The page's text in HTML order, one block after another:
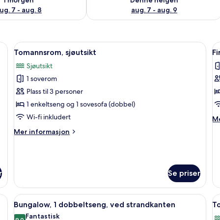
7 - aug. 8
aug. 7 - aug. 9
(inkludert) og sengetøy
Åpne
alle
bildene
av
Tomannsrom,
sjøutsikt
Tomannsrom, sjøutsikt | Wi-fi
5
Tomannsrom, sjøutsikt
Sjøutsikt
1 soverom
Plass til 3 personer
1 enkeltseng og 1 sovesofa (dobbel)
Wi-fi inkludert
Mer informasjon
Mer
Se priser
| Wi-fi (inkludert) og sengetøy
Åpne
alle
Bungalow, 1 dobbeltseng, ved
5
Bungalow, 1 dobbeltseng, ved strandkanten
Fantastisk